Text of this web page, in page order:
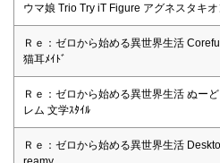
ウマ娘 Trio Try iT Figure アグネスタキオ
Ｒｅ：ゼロから始める異世界生活
猫耳ﾒｲﾄﾞ
Ｒｅ：ゼロから始める異世界生活 ぬーど
レム 文学ｽﾀｲﾙ
Ｒｅ：ゼロから始める異世界生活